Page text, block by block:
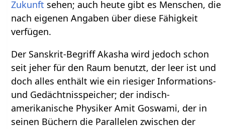
Zukunft sehen; auch heute gibt es Menschen, die
nach eigenen Angaben über diese Fähigkeit
verfügen.
Der Sanskrit-Begriff Akasha wird jedoch schon
seit jeher für den Raum benutzt, der leer ist und
doch alles enthält wie ein riesiger Informations-
und Gedächtnisspeicher; der indisch-
amerikanische Physiker Amit Goswami, der in
seinen Büchern die Parallelen zwischen der